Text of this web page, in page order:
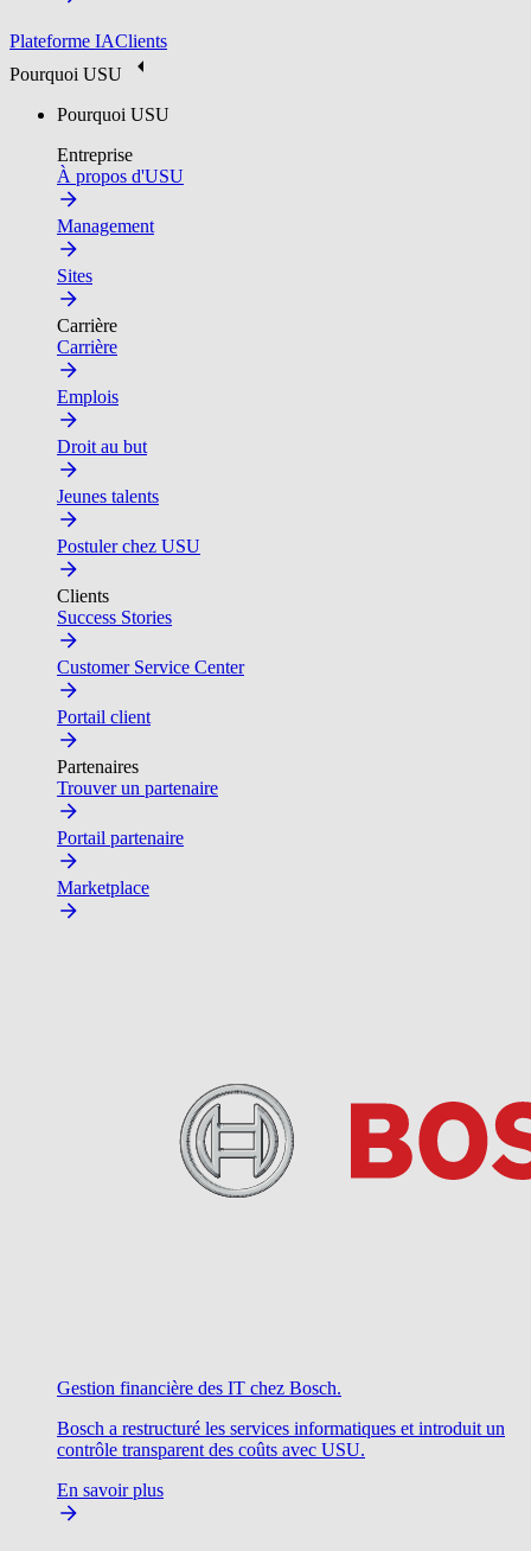
Plateforme IAClients
Pourquoi USU
Pourquoi USU
Entreprise
À propos d'USU
Management
Sites
Carrière
Carrière
Emplois
Droit au but
Jeunes talents
Postuler chez USU
Clients
Success Stories
Customer Service Center
Portail client
Partenaires
Trouver un partenaire
Portail partenaire
Marketplace
Gestion financière des IT chez Bosch.
Bosch a restructuré les services informatiques et introduit un
contrôle transparent des coûts avec USU.
En savoir plus